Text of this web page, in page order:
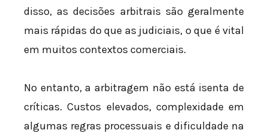
disso, as decisões arbitrais são geralmente
mais rápidas do que as judiciais, o que é vital
em muitos contextos comerciais.
No entanto, a arbitragem não está isenta de
críticas. Custos elevados, complexidade em
algumas regras processuais e dificuldade na